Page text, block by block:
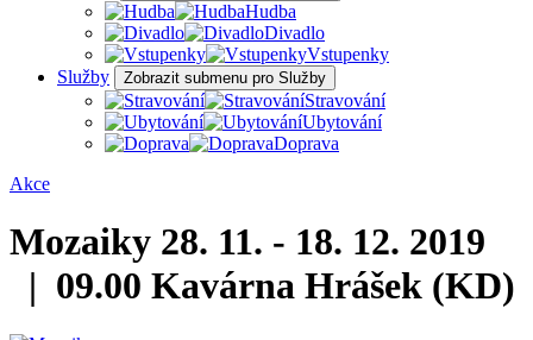
Hudba
Divadlo
Vstupenky
Služby
Zobrazit submenu pro Služby
Stravování
Ubytování
Doprava
Akce
Mozaiky 28. 11. - 18. 12. 2019
| 09.00 Kavárna Hrášek (KD)